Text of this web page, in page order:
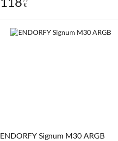
€
ENDORFY Signum M30 ARGB